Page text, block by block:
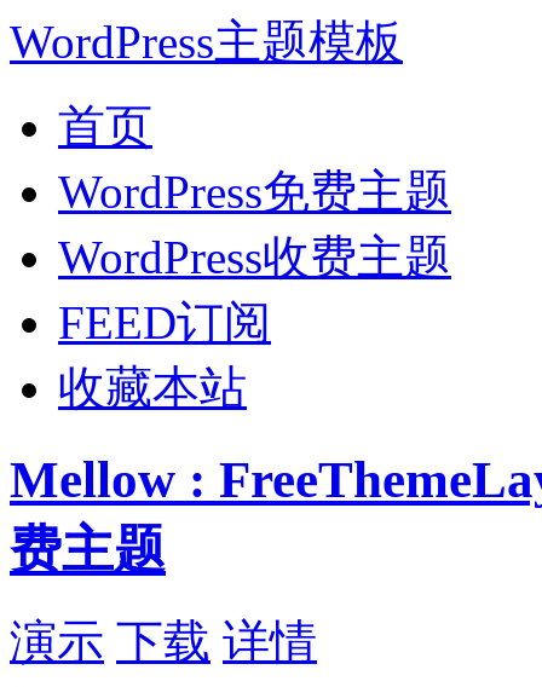
WordPress主题模板
首页
WordPress免费主题
WordPress收费主题
FEED订阅
收藏本站
Mellow :
费主题
演示 下载 详情